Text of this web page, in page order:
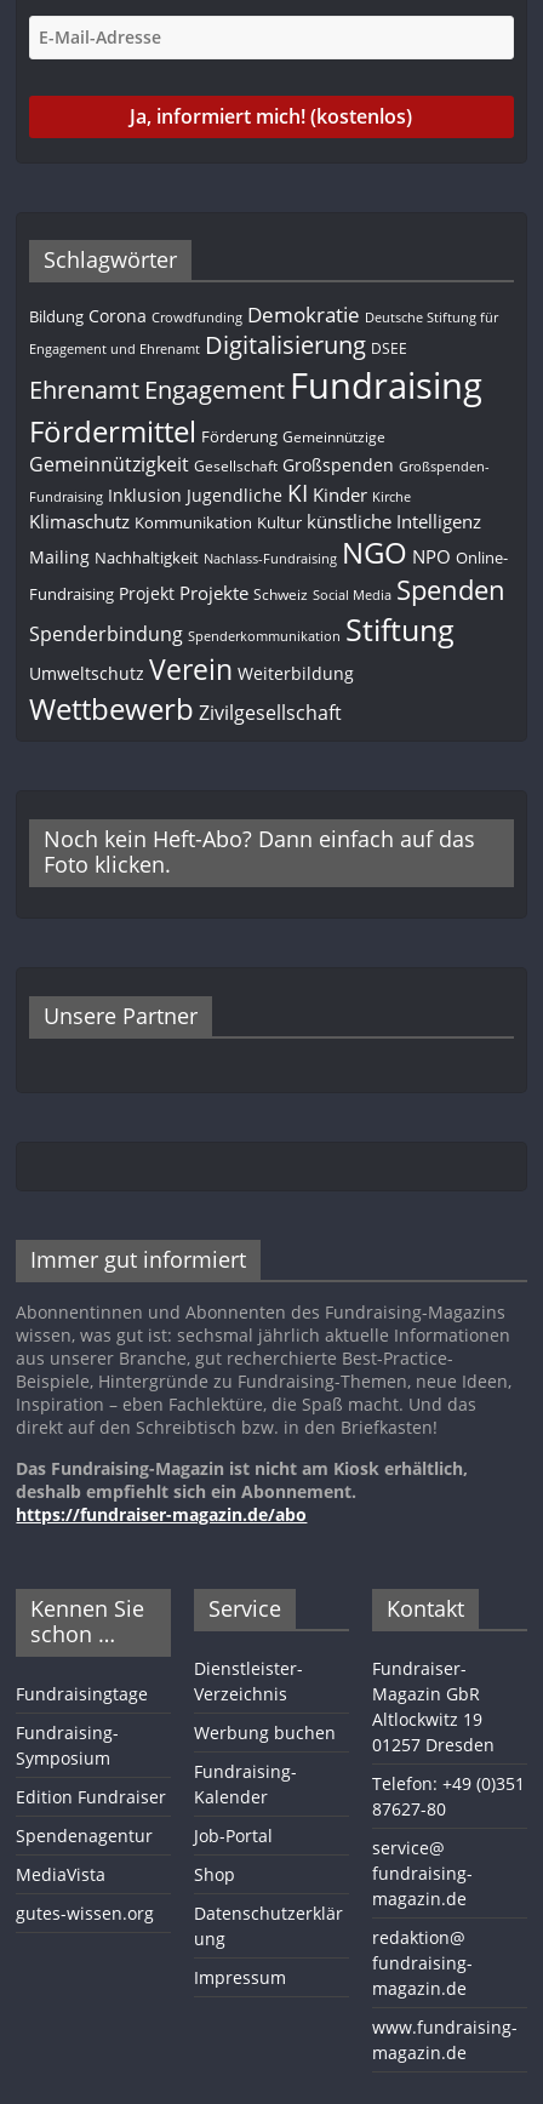
Schlagwörter
Bildung Corona Crowdfunding Demokratie Deutsche Stiftung für
Engagement und Ehrenamt Digitalisierung DSEE
Ehrenamt Engagement Fundraising
Fördermittel Förderung Gemeinnützige
Gemeinnützigkeit Gesellschaft Großspenden Großspenden-
Fundraising Inklusion Jugendliche KI Kinder Kirche
Klimaschutz Kommunikation Kultur künstliche Intelligenz
Mailing Nachhaltigkeit Nachlass-Fundraising NGO NPO Online-
Fundraising Projekt Projekte Schweiz Social Media Spenden
Spenderbindung Spenderkommunikation Stiftung
Umweltschutz Verein Weiterbildung
Wettbewerb Zivilgesellschaft
Noch kein Heft-Abo? Dann einfach auf das
Foto klicken.
Unsere Partner
Immer gut informiert
Abonnentinnen und Abonnenten des Fundraising-Magazins
wissen, was gut ist: sechsmal jährlich aktuelle Informationen
aus unserer Branche, gut recherchierte Best-Practice-
Beispiele, Hintergründe zu Fundraising-Themen, neue Ideen,
Inspiration – eben Fachlektüre, die Spaß macht. Und das
direkt auf den Schreibtisch bzw. in den Briefkasten!
Das Fundraising-Magazin ist nicht am Kiosk erhältlich,
deshalb empfiehlt sich ein Abonnement.
https://fundraiser-magazin.de/abo
Kennen Sie
schon …
Fundraisingtage
Fundraising-
Symposium
Edition Fundraiser
Spendenagentur
MediaVista
gutes-wissen.org
Service
Dienstleister-
Verzeichnis
Werbung buchen
Fundraising-
Kalender
Job-Portal
Shop
Datenschutzerklär
ung
Impressum
Kontakt
Fundraiser-
Magazin GbR
Altlockwitz 19
01257 Dresden
Telefon: +49 (0)351
87627-80
service@
fundraising-
magazin.de
redaktion@
fundraising-
magazin.de
www.fundraising-
magazin.de